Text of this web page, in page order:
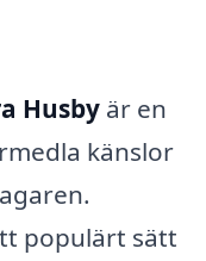
Husby är en
känslor
populärt sätt